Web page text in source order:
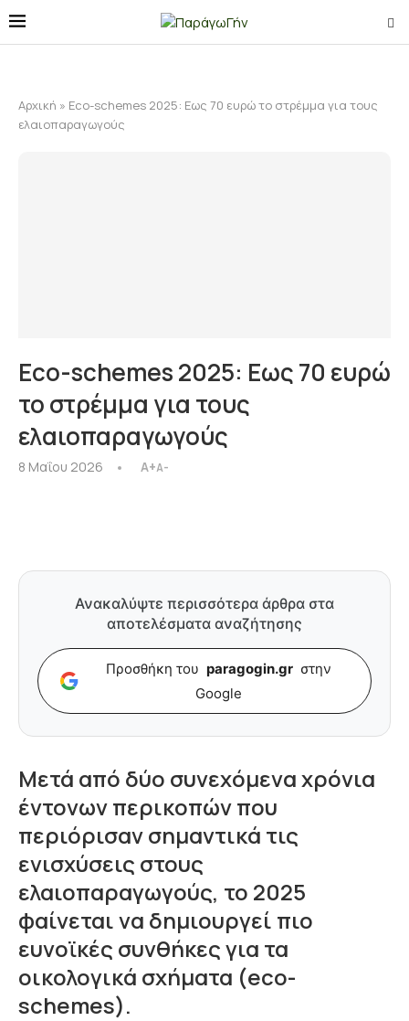
Αρχική » Eco-schemes 2025: Eως 70 ευρώ το στρέμμα για τους
ελαιοπαραγωγούς
Eco-schemes 2025: Eως 70 ευρώ
το στρέμμα για τους
ελαιοπαραγωγούς
8 Μαΐου 2026 A+A-
Ανακαλύψτε περισσότερα άρθρα στα
αποτελέσματα αναζήτησης
Προσθήκη του paragogin.gr στην
Google
Μετά από δύο συνεχόμενα χρόνια
έντονων περικοπών που
περιόρισαν σημαντικά τις
ενισχύσεις στους
ελαιοπαραγωγούς, το 2025
φαίνεται να δημιουργεί πιο
ευνοϊκές συνθήκες για τα
οικολογικά σχήματα (eco-
schemes).